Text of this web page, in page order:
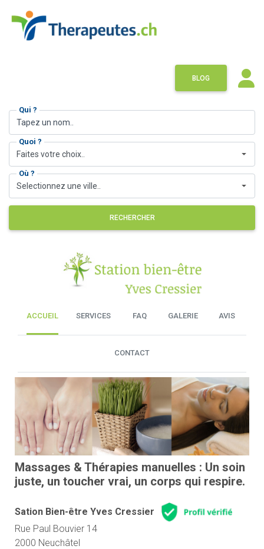
BLOG
Qui ?
Quoi ?
Faites votre choix..
Où ?
Selectionnez une ville..
RECHERCHER
ACCUEIL SERVICES FAQ GALERIE AVIS
CONTACT
Massages & Thérapies manuelles : Un soin
juste, un toucher vrai, un corps qui respire.
Sation Bien-être Yves Cressier
Rue Paul Bouvier 14
2000 Neuchâtel